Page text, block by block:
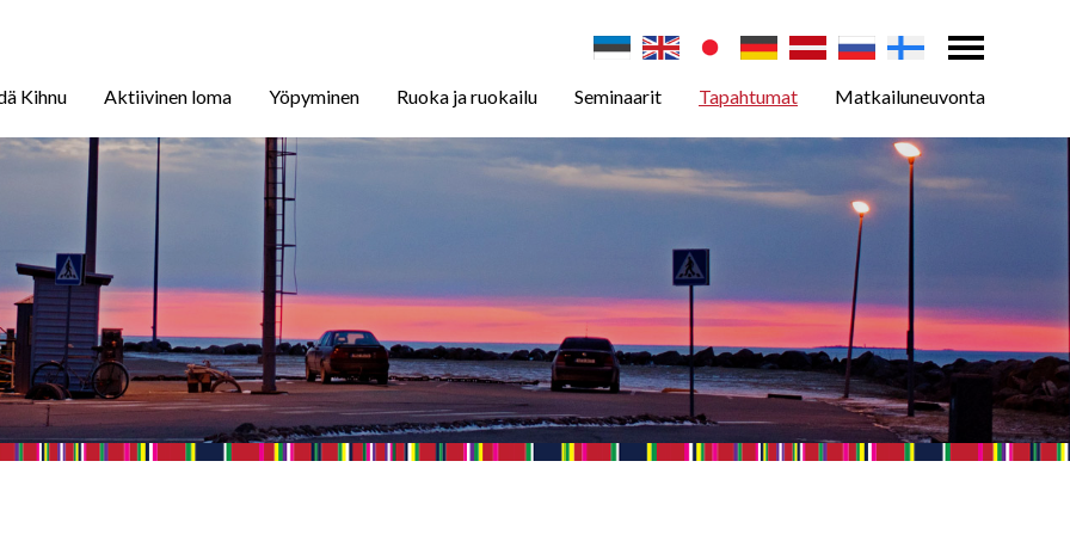
Kihnu Aktiivinen loma Yöpyminen Ruoka ja ruokailu Seminaarit Tapahtumat Matkailuneuvonta